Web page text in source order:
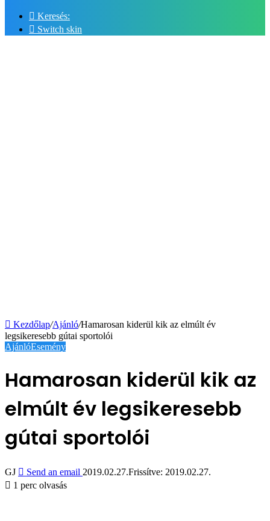
Keresés:
Switch skin
Kezdőlap/Ajánló/Hamarosan kiderül kik az elmúlt év
legsikeresebb gútai sportolói
AjánlóEsemény
Hamarosan kiderül kik az
elmúlt év legsikeresebb
gútai sportolói
GJ Send an email 2019.02.27.Frissítve: 2019.02.27.
1 perc olvasás